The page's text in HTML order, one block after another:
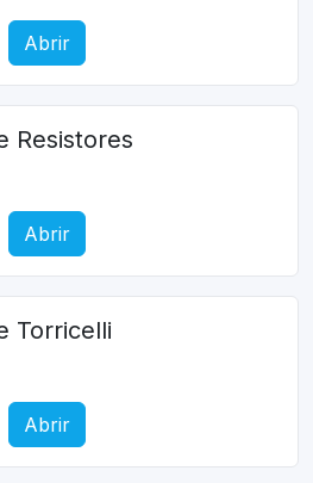
Abrir
Resistores
Abrir
Torricelli
Abrir